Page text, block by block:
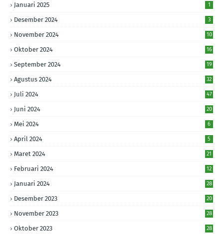
Januari 2025 1
Desember 2024 3
November 2024 10
Oktober 2024 16
September 2024 19
Agustus 2024 32
Juli 2024 47
Juni 2024 20
Mei 2024 6
April 2024 5
Maret 2024 21
Februari 2024 12
Januari 2024 28
Desember 2023 20
November 2023 28
Oktober 2023 28